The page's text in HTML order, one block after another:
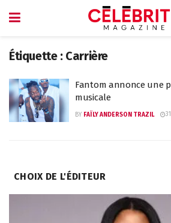
Étiquette : Carrière
Fantom annonce une
musicale
BY FAÏLY ANDERSON TRAZIL
CHOIX DE L'ÉDITEUR